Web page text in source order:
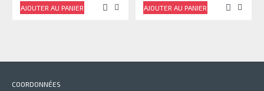
AJOUTER AU PANIER AJOUTER AU PANIER
COORDONNÉES